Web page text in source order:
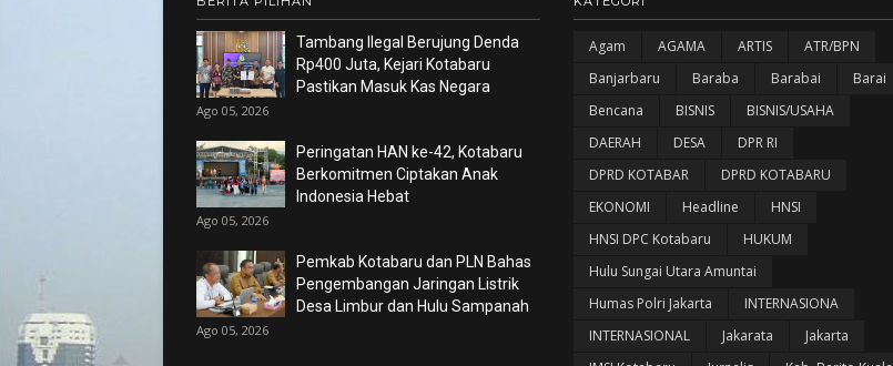
Tambang Ilegal Berujung Denda
Rp400 Juta, Kejari Kotabaru
Pastikan Masuk Kas Negara
Ago 05, 2026
Peringatan HAN ke-42, Kotabaru
Berkomitmen Ciptakan Anak
Indonesia Hebat
Ago 05, 2026
Pemkab Kotabaru dan PLN Bahas
Pengembangan Jaringan Listrik
Desa Limbur dan Hulu Sampanah
Ago 05, 2026
Agam AGAMA ARTIS
ATR/BPN
Banjarbaru
Baraba Barabai
Barai
Bencana
BISNIS
BISNIS/USAHA
DAERAH
DESA
DPR RI
DPRD KOTABAR
DPRD KOTABARU
EKONOMI
Headline
HNSI
HNSI DPC Kotabaru
HUKUM
Hulu Sungai Utara Amuntai
Humas Polri Jakarta
INTERNASIONA
INTERNASIONAL
Jakarata
Jakarta